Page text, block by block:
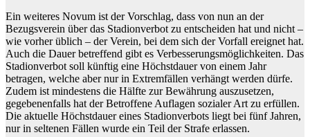
Ein weiteres Novum ist der Vorschlag, dass von nun an der
Bezugsverein über das Stadionverbot zu entscheiden hat und nicht –
wie vorher üblich – der Verein, bei dem sich der Vorfall ereignet hat.
Auch die Dauer betreffend gibt es Verbesserungsmöglichkeiten. Das
Stadionverbot soll künftig eine Höchstdauer von einem Jahr
betragen, welche aber nur in Extremfällen verhängt werden dürfe.
Zudem ist mindestens die Hälfte zur Bewährung auszusetzen,
gegebenenfalls hat der Betroffene Auflagen sozialer Art zu erfüllen.
Die aktuelle Höchstdauer eines Stadionverbots liegt bei fünf Jahren,
nur in seltenen Fällen wurde ein Teil der Strafe erlassen.